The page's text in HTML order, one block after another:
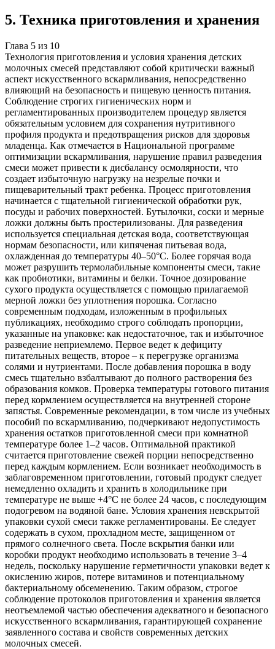
5. Техника приготовления и хранения
Глава 5 из 10
Технология приготовления и условия хранения детских
молочных смесей представляют собой критически важный
аспект искусственного вскармливания, непосредственно
влияющий на безопасность и пищевую ценность питания.
Соблюдение строгих гигиенических норм и
регламентированных производителем процедур является
обязательным условием для сохранения нутритивного
профиля продукта и предотвращения рисков для здоровья
младенца. Как отмечается в Национальной программе
оптимизации вскармливания, нарушение правил разведения
смеси может привести к дисбалансу осмолярности, что
создает избыточную нагрузку на незрелые почки и
пищеварительный тракт ребенка. Процесс приготовления
начинается с тщательной гигиенической обработки рук,
посуды и рабочих поверхностей. Бутылочки, соски и мерные
ложки должны быть простерилизованы. Для разведения
используется специальная детская вода, соответствующая
нормам безопасности, или кипяченая питьевая вода,
охлажденная до температуры 40–50°C. Более горячая вода
может разрушить термолабильные компоненты смеси, такие
как пробиотики, витамины и белки. Точное дозирование
сухого продукта осуществляется с помощью прилагаемой
мерной ложки без уплотнения порошка. Согласно
современным подходам, изложенным в профильных
публикациях, необходимо строго соблюдать пропорции,
указанные на упаковке: как недостаточное, так и избыточное
разведение неприемлемо. Первое ведет к дефициту
питательных веществ, второе – к перегрузке организма
солями и нутриентами. После добавления порошка в воду
смесь тщательно взбалтывают до полного растворения без
образования комков. Проверка температуры готового питания
перед кормлением осуществляется на внутренней стороне
запястья. Современные рекомендации, в том числе из учебных
пособий по вскармливанию, подчеркивают недопустимость
хранения остатков приготовленной смеси при комнатной
температуре более 1–2 часов. Оптимальной практикой
считается приготовление свежей порции непосредственно
перед каждым кормлением. Если возникает необходимость в
заблаговременном приготовлении, готовый продукт следует
немедленно охладить и хранить в холодильнике при
температуре не выше +4°C не более 24 часов, с последующим
подогревом на водяной бане. Условия хранения невскрытой
упаковки сухой смеси также регламентированы. Ее следует
содержать в сухом, прохладном месте, защищенном от
прямого солнечного света. После вскрытия банки или
коробки продукт необходимо использовать в течение 3–4
недель, поскольку нарушение герметичности упаковки ведет к
окислению жиров, потере витаминов и потенциальному
бактериальному обсеменению. Таким образом, строгое
соблюдение протоколов приготовления и хранения является
неотъемлемой частью обеспечения адекватного и безопасного
искусственного вскармливания, гарантирующей сохранение
заявленного состава и свойств современных детских
молочных смесей.